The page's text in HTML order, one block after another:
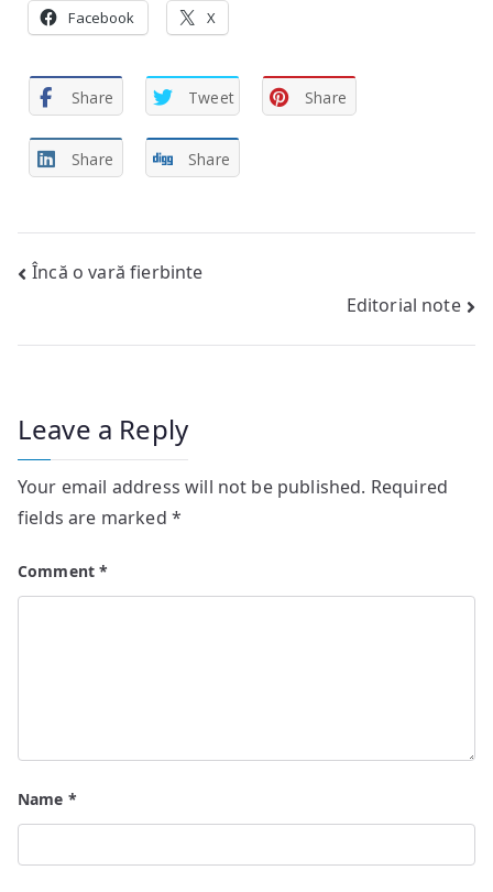
Facebook X
Share Tweet Share
Share Share
Post
Încă o vară fierbinte
Editorial note
Leave a Reply
Your email address will not be published. Required
fields are marked *
Comment*
Name *